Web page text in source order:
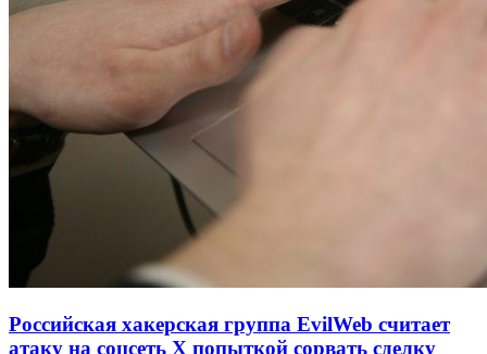
Российская хакерская группа EvilWeb считает
атаку на соцсеть Х попыткой сорвать сделку